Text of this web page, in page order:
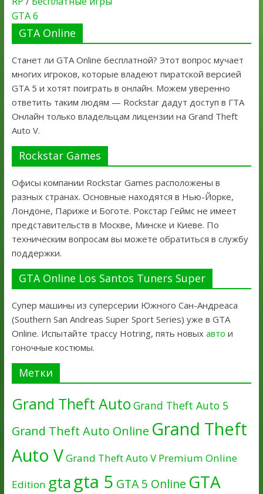
GTA 6
GTA Online
Станет ли GTA Online бесплатной? Этот вопрос мучает
многих игроков, которые владеют пиратской версией
GTA 5 и хотят поиграть в онлайн. Можем уверенно
ответить таким людям — Rockstar дадут доступ в ГТА
Онлайн только владельцам лицензии на Grand Theft
Auto V.
Rockstar Games
Офисы компании Rockstar Games расположены в
разных странах. Основные находятся в Нью-Йорке,
Лондоне, Париже и Боготе. Рокстар Геймс не имеет
представительств в Москве, Минске и Киеве. По
техническим вопросам вы можете обратиться в службу
поддержки.
GTA Online Los Santos Tuners Super
Супер машины из суперсерии Южного Сан-Андреаса
(Southern San Andreas Super Sport Series) уже в GTA
Online. Испытайте трассу Hotring, пять новых авто и
гоночные костюмы.
Метки
Grand Theft Auto Grand Theft Auto 5
Grand Theft Auto Online Grand Theft
Auto VGrand Theft Auto V Premium Online
Edition gtagta 5 GTA 5 Online GTA